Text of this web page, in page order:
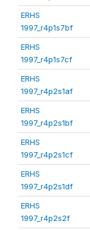
ERHS
1997_r4p1s7bf
ERHS
1997_r4p1s7cf
ERHS
1997_r4p2s1af
ERHS
1997_r4p2s1bf
ERHS
1997_r4p2s1cf
ERHS
1997_r4p2s1df
ERHS
1997_r4p2s2f